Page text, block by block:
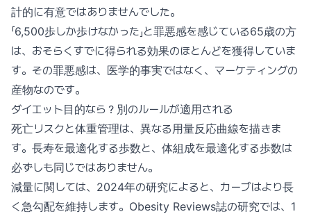
計的に有意ではありませんでした。
「6,500歩しか歩けなかった」と罪悪感を感じている65歳の方
は、おそらくすでに得られる効果のほとんどを獲得していま
す。その罪悪感は、医学的事実ではなく、マーケティングの
産物なのです。
ダイエット目的なら？別のルールが適用される
死亡リスクと体重管理は、異なる用量反応曲線を描きま
す。長寿を最適化する歩数と、体組成を最適化する歩数は
必ずしも同じではありません。
減量に関しては、2024年の研究によると、カーブはより長
く急勾配を維持します。Obesity Reviews誌の研究では、1